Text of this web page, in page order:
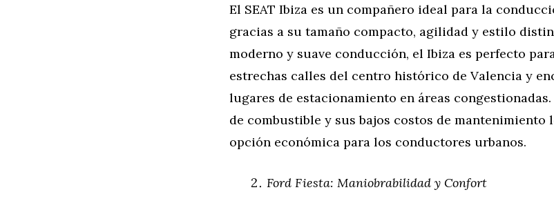
El SEAT Ibiza es un compañero ideal para la
gracias a su tamaño compacto, agilidad y estilo
moderno y suave conducción, el Ibiza es perfecto
estrechas calles del centro histórico de Valencia y
lugares de estacionamiento en áreas
de combustible y sus bajos costos de mantenimiento
opción económica para los conductores urbanos.
Ford Fiesta: Maniobrabilidad y Confort